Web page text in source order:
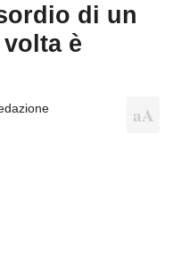
di un
è